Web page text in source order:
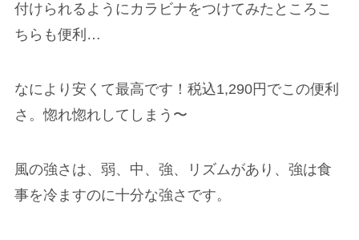
付けられるようにカラビナをつけてみたところこ
ちらも便利…
なにより安くて最高です！税込1,290円でこの便利
さ。惚れ惚れしてしまう〜
風の強さは、弱、中、強、リズムがあり、強は食
事を冷ますのに十分な強さです。